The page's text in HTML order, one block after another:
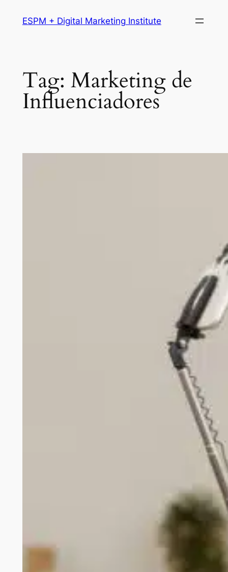
ESPM + Digital Marketing Institute
Tag: Marketing de
Influenciadores